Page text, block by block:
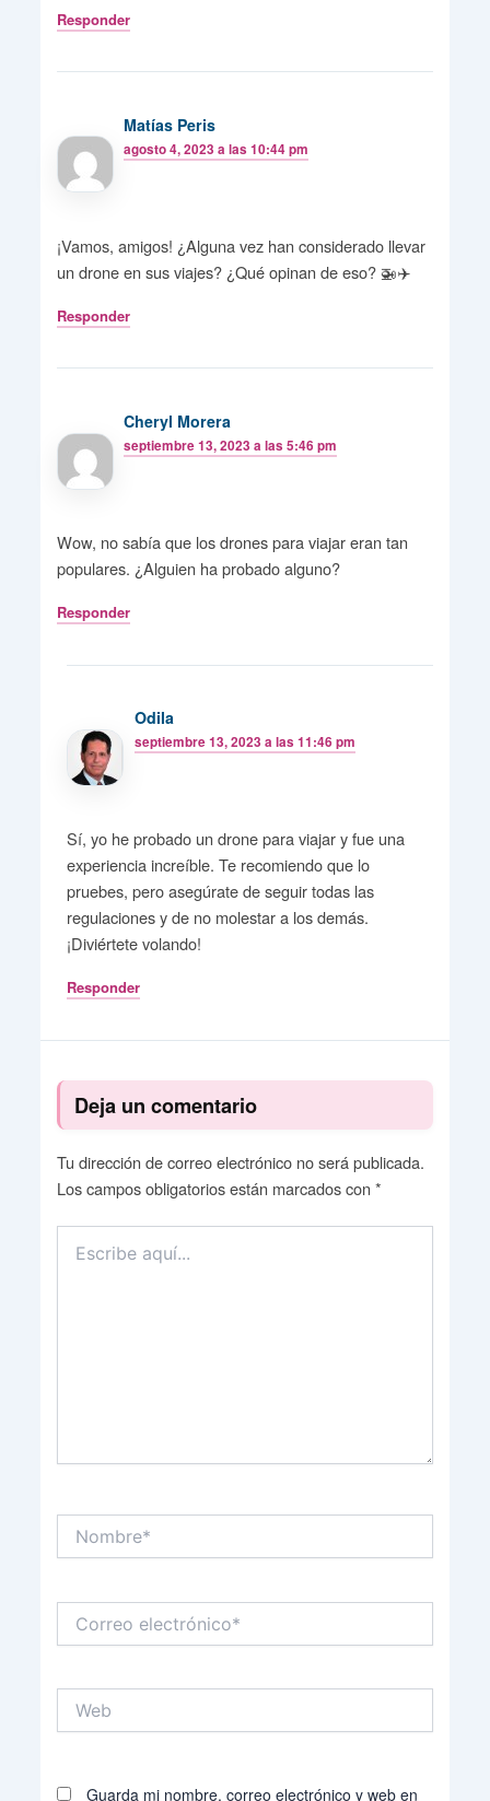
Responder
Matías Peris
agosto 4, 2023 a las 10:44 pm
¡Vamos, amigos! ¿Alguna vez han considerado llevar
un drone en sus viajes? ¿Qué opinan de eso? 🚁✈️
Responder
Cheryl Morera
septiembre 13, 2023 a las 5:46 pm
Wow, no sabía que los drones para viajar eran tan
populares. ¿Alguien ha probado alguno?
Responder
Odila
septiembre 13, 2023 a las 11:46 pm
Sí, yo he probado un drone para viajar y fue una
experiencia increíble. Te recomiendo que lo
pruebes, pero asegúrate de seguir todas las
regulaciones y de no molestar a los demás.
¡Diviértete volando!
Responder
Deja un comentario
Tu dirección de correo electrónico no será publicada.
Los campos obligatorios están marcados con *
aquí...
Nombre*
electrónico*
Guarda mi nombre, correo electrónico y web en